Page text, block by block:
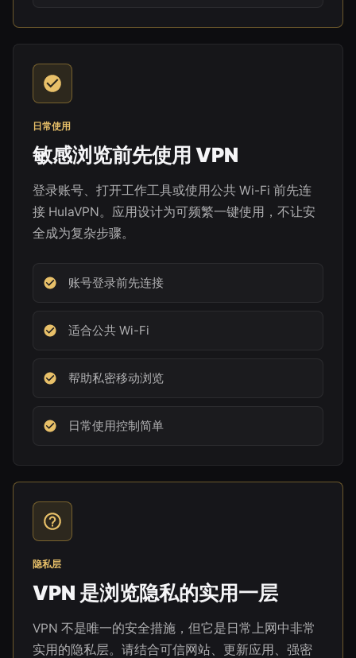
日常使用
敏感浏览前先使用 VPN
登录账号、打开工作工具或使用公共 Wi-Fi 前先连
接 HulaVPN。应用设计为可频繁一键使用，不让安
全成为复杂步骤。
账号登录前先连接
适合公共 Wi-Fi
帮助私密移动浏览
日常使用控制简单
隐私层
VPN 是浏览隐私的实用一层
VPN 不是唯一的安全措施，但它是日常上网中非常
实用的隐私层。请结合可信网站、更新应用、强密